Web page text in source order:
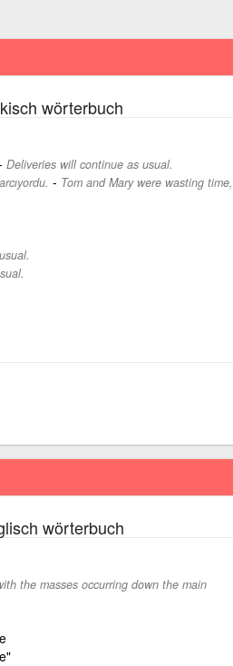
wörterbuch
Deliveries will continue as usual.
- Tom and Mary were wasting time,
wörterbuch
the masses occurring down the main